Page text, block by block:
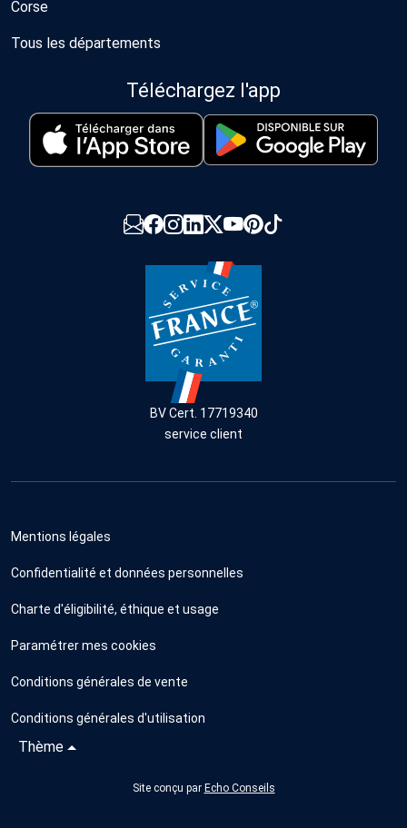
Corse
Tous les départements
Téléchargez l'app
BV Cert. 17719340
service client
Mentions légales
Confidentialité et données personnelles
Charte d'éligibilité, éthique et usage
Paramétrer mes cookies
Conditions générales de vente
Conditions générales d'utilisation
Thème
Site conçu par Echo Conseils